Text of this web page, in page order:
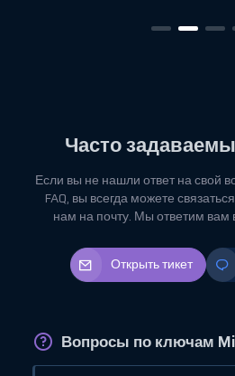
Часто
Если вы не нашли ответ на свой
FAQ, вы всегда можете
нам на почту. Мы ответим
Открыть тикет
Вопросы по ключам